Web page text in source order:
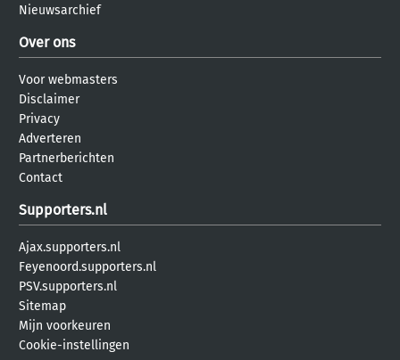
Nieuwsarchief
Over ons
Voor webmasters
Disclaimer
Privacy
Adverteren
Partnerberichten
Contact
Supporters.nl
Ajax.supporters.nl
Feyenoord.supporters.nl
PSV.supporters.nl
Sitemap
Mijn voorkeuren
Cookie-instellingen